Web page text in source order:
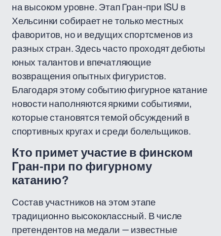
на высоком уровне. Этап Гран-при ISU в
Хельсинки собирает не только местных
фаворитов, но и ведущих спортсменов из
разных стран. Здесь часто проходят дебюты
юных талантов и впечатляющие
возвращения опытных фигуристов.
Благодаря этому событию фигурное катание
новости наполняются яркими событиями,
которые становятся темой обсуждений в
спортивных кругах и среди болельщиков.
Кто примет участие в финском
Гран-при по фигурному
катанию?
Состав участников на этом этапе
традиционно высококлассный. В числе
претендентов на медали — известные